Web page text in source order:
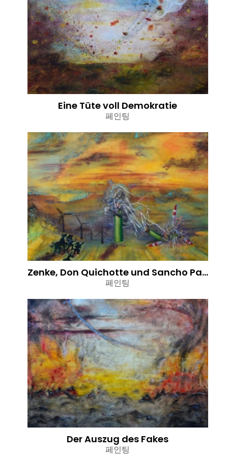
Eine Tüte voll Demokratie
페인팅
Zenke, Don Quichotte und Sancho Panza, Grüner Strom, 2022
페인팅
Der Auszug des Fakes
페인팅